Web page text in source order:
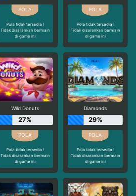
Pola tidak tersedia !
Tidak disarankan bermain
di game ini
Pola tidak tersedia !
Tidak disarankan bermain
di game ini
Wild Donuts
27%
Pola tidak tersedia !
Tidak disarankan bermain
di game ini
Diamonds
29%
Pola tidak tersedia !
Tidak disarankan bermain
di game ini